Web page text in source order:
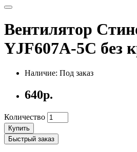
Вентилятор
YJF607A-5C без
Наличие: Под заказ
640р.
Количество
Купить
Быстрый заказ